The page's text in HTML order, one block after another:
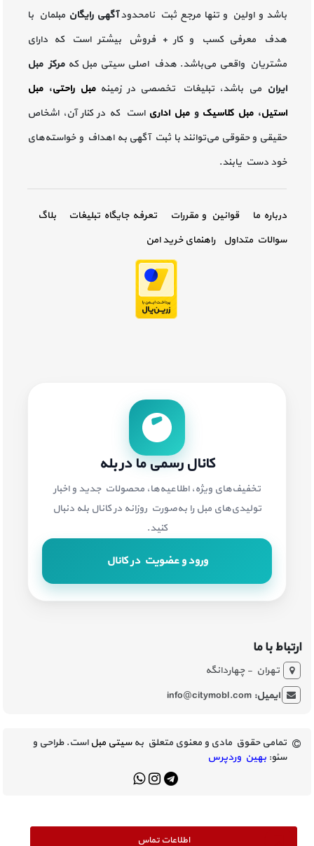
اطلاعات تماس
باشد و اولین و تنها مرجع ثبت نامحدودآگهی رایگان مبلمان با
هدف معرفی کسب و کار + فروش بیشتر است که دارای
مشتریان واقعی می‌باشد. هدف اصلی سیتی مبل کهمرکز مبل
ایران می باشد، تبلیغات تخصصی در زمینه مبل راحتی،مبل
استیل،مبل کلاسیک ومبل اداری است که در کنار آن، اشخاص
حقیقی و حقوقی می‌توانند با ثبت آگهی به اهداف و خواسته‌های
خود دست یابند.
درباره ما قوانین و مقررات تعرفه جایگاه تبلیغات
بلاگ
سوالات متداول
راهنمای خرید امن
کانال رسمی ما در بله
تخفیف‌های ویژه، اطلاعیه‌ها، محصولات جدید و اخبار
تولیدی‌های مبل را به‌صورت روزانه در کانال بله دنبال
کنید.
ورود و عضویت در کانال
ارتباط با ما
تهران - چهاردانگه
ایمیل:info@citymobl.com
تمامی حقوق مادی و معنوی متعلق بهسیتی مبلاست. طراحی و
سئو: بهین وردپرس